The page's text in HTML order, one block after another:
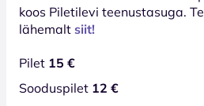
koos Piletilevi teenustasuga.
lähemalt siit!
Pilet 15 €
Sooduspilet 12 €